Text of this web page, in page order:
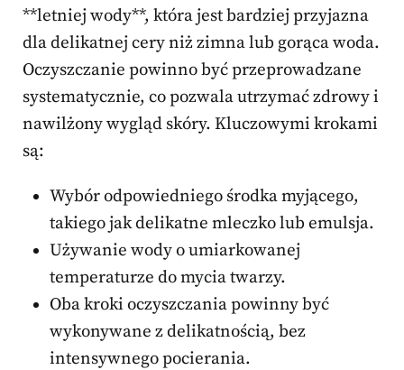
**letniej wody**, która jest bardziej przyjazna
dla delikatnej cery niż zimna lub gorąca woda.
Oczyszczanie powinno być przeprowadzane
systematycznie, co pozwala utrzymać zdrowy i
nawilżony wygląd skóry. Kluczowymi krokami
są:
Wybór odpowiedniego środka myjącego,
takiego jak delikatne mleczko lub emulsja.
Używanie wody o umiarkowanej
temperaturze do mycia twarzy.
Oba kroki oczyszczania powinny być
wykonywane z delikatnością, bez
intensywnego pocierania.